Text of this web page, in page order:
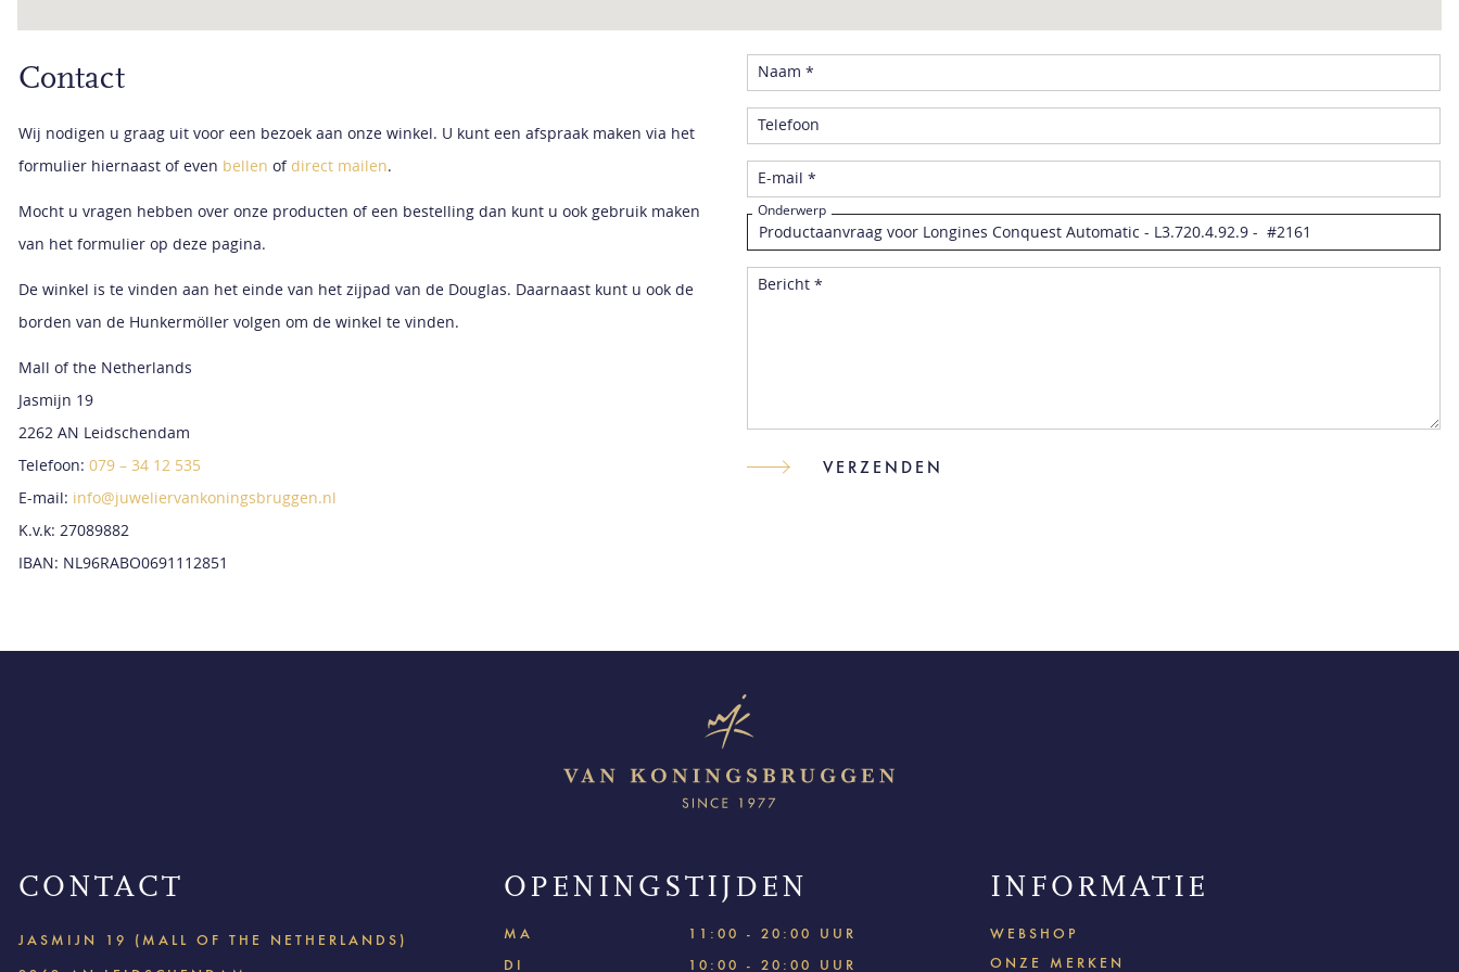
Contact
Wij nodigen u graag uit voor een bezoek aan onze winkel. U kunt een afspraak maken via het
formulier hiernaast of even bellen ofdirect mailen.
Mocht u vragen hebben over onze producten of een bestelling dan kunt u ook gebruik maken
van het formulier op deze pagina.
De winkel is te vinden aan het einde van het zijpad van de Douglas. Daarnaast kunt u ook de
borden van de Hunkermöller volgen om de winkel te vinden.
Mall of the Netherlands
Jasmijn 19
2262 AN Leidschendam
Telefoon: 079 – 34 12 535
E-mail: info@juweliervankoningsbruggen.nl
K.v.k: 27089882
IBAN: NL96RABO0691112851
Naam *
Telefoon
E-mail *
Onderwerp
Bericht *
CONTACT
JASMIJN 19 (MALL OF THE NETHERLANDS)
OPENINGSTIJDEN
MA
11:00 - 20:00 UUR
DI
10:00 - 20:00 UUR
INFORMATIE
WEBSHOP
ONZE MERKEN